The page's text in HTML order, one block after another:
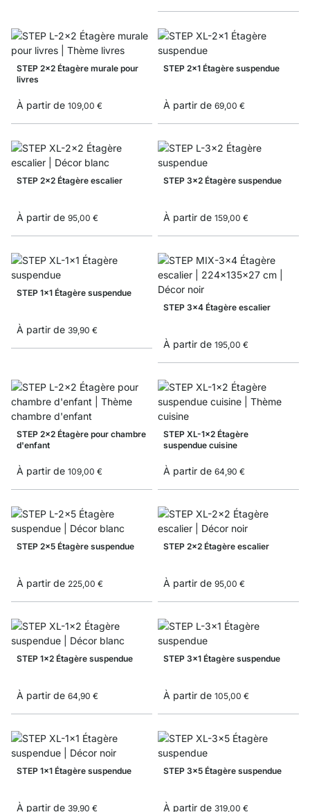
STEP 2x2 Étagère murale pour
livres
À partir de 109,00 €
STEP 2x1 Étagère suspendue
À partir de 69,00 €
STEP 2x2 Étagère escalier
À partir de 95,00 €
STEP 3x2 Étagère suspendue
À partir de 159,00 €
STEP 1x1 Étagère suspendue
À partir de 39,90 €
STEP 3x4 Étagère escalier
À partir de 195,00 €
STEP 2x2 Étagère pour chambre
d'enfant
À partir de 109,00 €
STEP XL-1x2 Étagère
suspendue cuisine
À partir de 64,90 €
STEP 2x5 Étagère suspendue
À partir de 225,00 €
STEP 2x2 Étagère escalier
À partir de 95,00 €
STEP 1x2 Étagère suspendue
À partir de 64,90 €
STEP 3x1 Étagère suspendue
À partir de 105,00 €
STEP 1x1 Étagère suspendue
À partir de 39,90 €
STEP 3x5 Étagère suspendue
À partir de 319,00 €